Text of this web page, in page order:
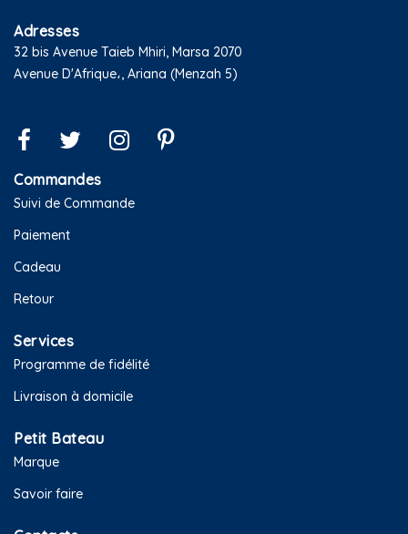
Adresses
32 bis Avenue Taieb Mhiri, Marsa 2070
Avenue D'Afrique،, Ariana (Menzah 5)
Commandes
Suivi de Commande
Paiement
Cadeau
Retour
Services
Programme de fidélité
Livraison à domicile
Petit Bateau
Marque
Savoir faire